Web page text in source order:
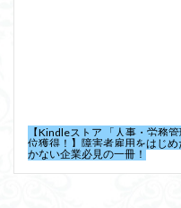
【Kindleストア 「人事・労務
位獲得！】障害者雇用をはじ
かない企業必見の一冊！